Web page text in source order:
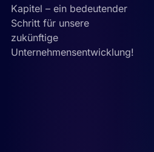
Kapitel – ein bedeutender
Schritt für unsere
zukünftige
Unternehmensentwicklung!